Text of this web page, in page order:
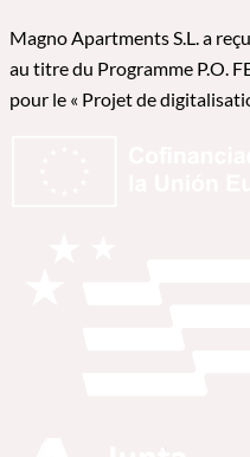
Magno Apartments S.L. a
au titre du Programme P.O.
pour le « Projet de